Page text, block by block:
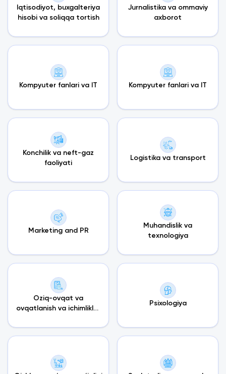
Iqtisodiyot, buxgalteriya
hisobi va soliqqa tortish
Jurnalistika va ommaviy
axborot
Kompyuter fanlari va IT Kompyuter fanlari va IT
Konchilik va neft-gaz
faoliyati
Logistika va transport
Marketing and PR
Muhandislik va
texnologiya
Oziq-ovqat va
ovqatlanish va ichimliklar
Psixologiya